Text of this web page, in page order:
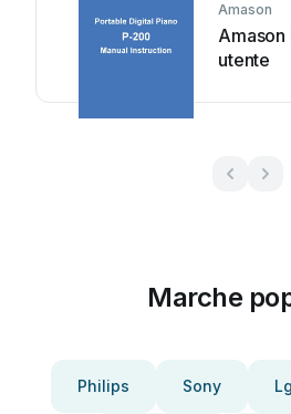
Amason
utente
Marche
Philips Sony Lg